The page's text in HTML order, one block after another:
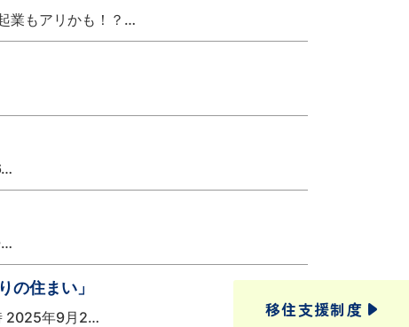
業もアリかも！？…
の住まい」
2025年9月2… 移住支援制度